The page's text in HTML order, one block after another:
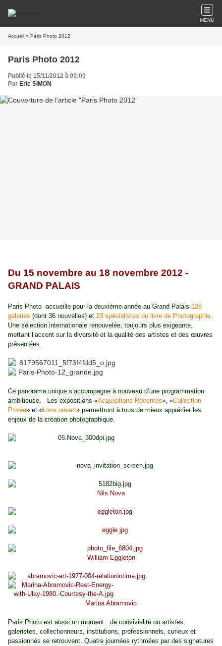
MENU
Accueil » Paris Photo 2012
Paris Photo 2012
Publié le 15/11/2012 à 00:00
Par Eric SIMON
Du 15 novembre au 18 novembre 2012 -
GRAND PALAIS
Paris Photo accueille pour la deuxième année au Grand Palais 128
galeries (dont 36 nouvelles) et 23 spécialistes du livre de Photographie.
Une sélection internationale renouvelée, toujours plus exigeante,
mettant l’accent sur la diversité et la qualité des artistes et des œuvres
présentées.
Ce panorama unique s’accompagne à nouveau d’une programmation
ambitieuse.
Les expositions «Acquisitions Récentes», «Collection
Privée» et «Livre ouvert» permettront à tous de mieux apprécier les
enjeux de la création photographique.
Nils Nova
William Eggleton
Marina Abramovic
Paris Photo est aussi un moment
de convivialité ou artistes,
galeristes, collectionneurs, institutions, professionnels, curieux et
passionnés se retrouvent. Quatre journées rythmées par des signatures